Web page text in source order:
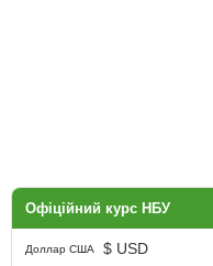
Офіційний курс НБУ
Доллар США $ USD